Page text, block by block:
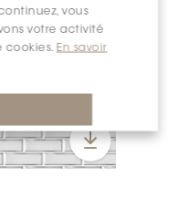
vous
votre activité
cookies. En savoir